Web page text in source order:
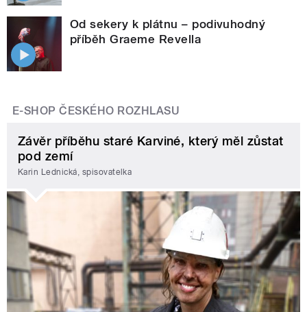
Od sekery k plátnu – podivuhodný
příběh Graeme Revella
E-SHOP ČESKÉHO ROZHLASU
Závěr příběhu staré Karviné, který měl zůstat
pod zemí
Karin Lednická, spisovatelka